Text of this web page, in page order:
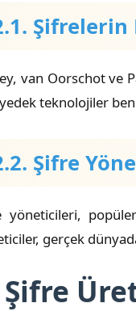
Şifrelerin
van Oorschot ve
teknolojiler
Şifre
yöneticileri,
gerçek
Şifre